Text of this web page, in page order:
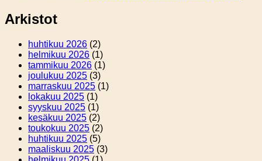
Arkistot
huhtikuu 2026 (2)
helmikuu 2026 (1)
tammikuu 2026 (1)
joulukuu 2025 (3)
marraskuu 2025 (1)
lokakuu 2025 (1)
syyskuu 2025 (1)
kesäkuu 2025 (2)
toukokuu 2025 (2)
huhtikuu 2025 (5)
maaliskuu 2025 (3)